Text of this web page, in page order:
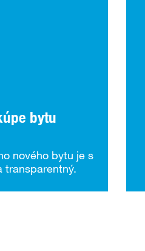
bytu
nového bytu je s
transparentný.